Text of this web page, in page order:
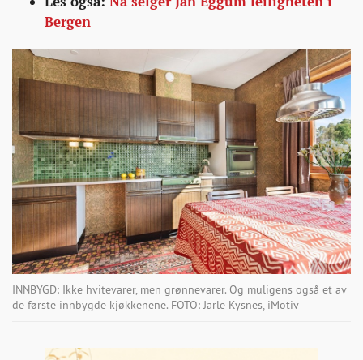
Bergen
INNBYGD: Ikke hvitevarer, men grønnevarer. Og muligens også et av
de første innbygde kjøkkenene. FOTO: Jarle Kysnes, iMotiv